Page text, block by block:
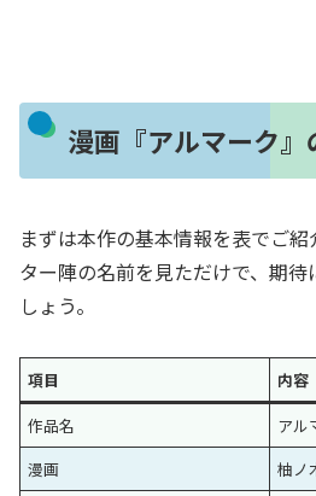
漫画『アルマーク』
まずは本作の基本情報を表でご
ター陣の名前を見ただけで、期
しょう。
項目
内容
作品名
アル
漫画
柚ノ